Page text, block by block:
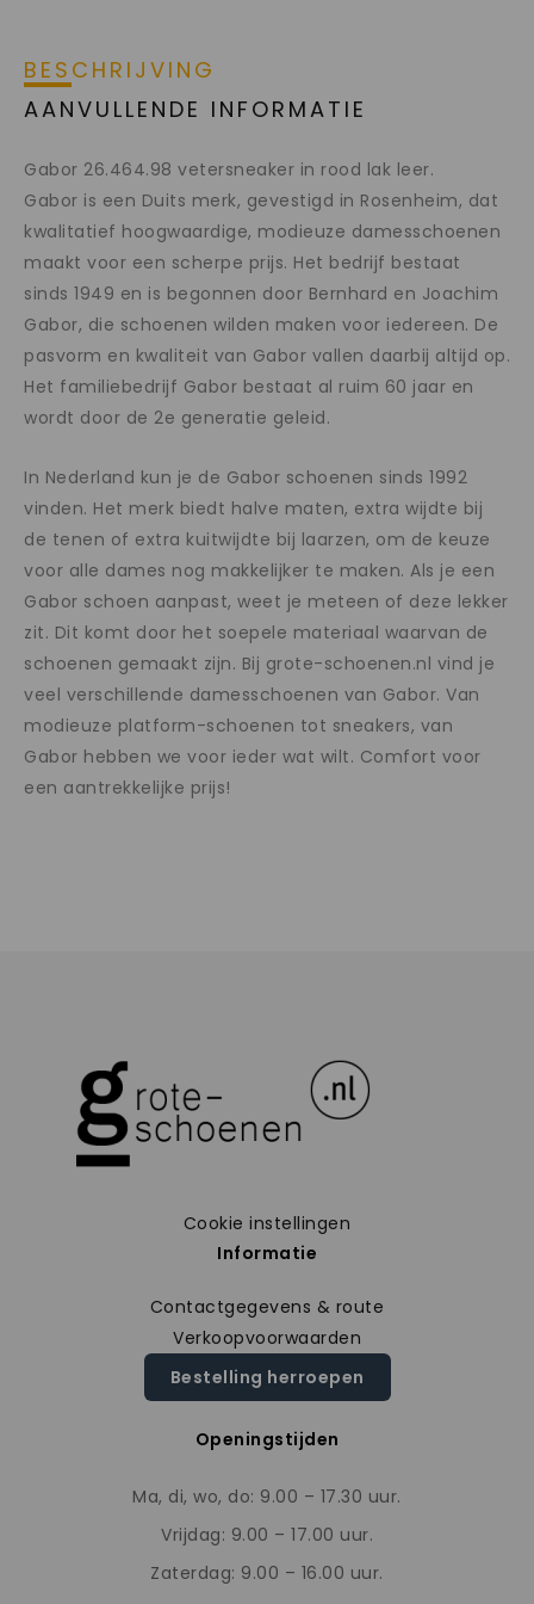
BESCHRIJVING
AANVULLENDE INFORMATIE
Gabor 26.464.98 vetersneaker in rood lak leer.
Gabor is een Duits merk, gevestigd in Rosenheim, dat
kwalitatief hoogwaardige, modieuze damesschoenen
maakt voor een scherpe prijs. Het bedrijf bestaat
sinds 1949 en is begonnen door Bernhard en Joachim
Gabor, die schoenen wilden maken voor iedereen. De
pasvorm en kwaliteit van Gabor vallen daarbij altijd op.
Het familiebedrijf Gabor bestaat al ruim 60 jaar en
wordt door de 2e generatie geleid.
In Nederland kun je de Gabor schoenen sinds 1992
vinden. Het merk biedt halve maten, extra wijdte bij
de tenen of extra kuitwijdte bij laarzen, om de keuze
voor alle dames nog makkelijker te maken. Als je een
Gabor schoen aanpast, weet je meteen of deze lekker
zit. Dit komt door het soepele materiaal waarvan de
schoenen gemaakt zijn. Bij grote-schoenen.nl vind je
veel verschillende damesschoenen van Gabor. Van
modieuze platform-schoenen tot sneakers, van
Gabor hebben we voor ieder wat wilt. Comfort voor
een aantrekkelijke prijs!
Cookie instellingen
Informatie
Contactgegevens & route
Verkoopvoorwaarden
Bestelling herroepen
Openingstijden
Ma, di, wo, do: 9.00 – 17.30 uur.
Vrijdag: 9.00 – 17.00 uur.
Zaterdag: 9.00 – 16.00 uur.